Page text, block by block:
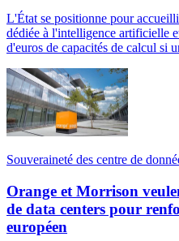
L'État se positionne pour
dédiée à l'intelligence artificielle
d'euros de capacités de calcul si
Souveraineté des centre de
Orange et Morrison
de data centers pour
européen